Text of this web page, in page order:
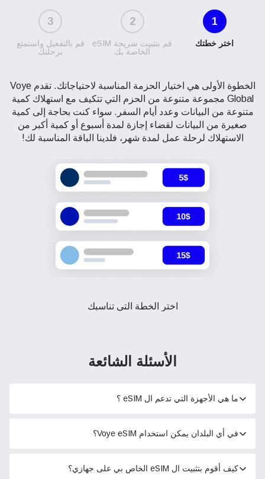
1
اختر خطتك
2
قم بتثبيت شريحة eSIM
الخاصة بك
3
قم بالتفعيل واستمتع
برحلتك
الخطوة الأولى هي اختيار الحزمة المناسبة لاحتياجاتك. تقدم Voye
Global مجموعة متنوعة من الحزم التي تتكيف مع استهلاك كمية
متنوعة من البيانات وعدد أيام السفر. سواء كنت بحاجة إلى كمية
صغيرة من البيانات لقضاء إجازة لمدة أسبوع أو كمية أكبر من
الاستهلاك لرحلة عمل لمدة شهر، فلدينا الباقة المناسبة لك!
اختر الخطة التي تناسبك
الأسئلة الشائعة
ما هي الأجهزة التي تدعم ال eSIM ؟
في أي البلدان يمكن استخدام Voye eSIM؟
كيف أقوم بتثبيت ال eSIM الخاص بي على جهازي؟